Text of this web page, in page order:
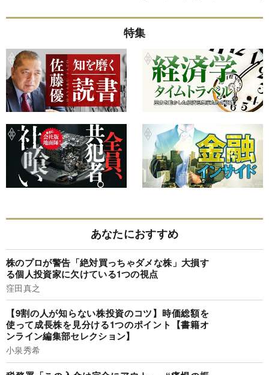
特集
あなたにおすすめ
株のプロが警告「絶対買っちゃダメな株」大損す
る個人投資家に欠けている1つの視点
窪田真之
【9割の人が知らない株投資のコツ】時価総額を
使って成長株を見分ける1つのポイント【書籍オ
ンライン編集部セレクション】
小泉秀希